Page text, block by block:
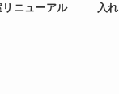
ニューアル
入